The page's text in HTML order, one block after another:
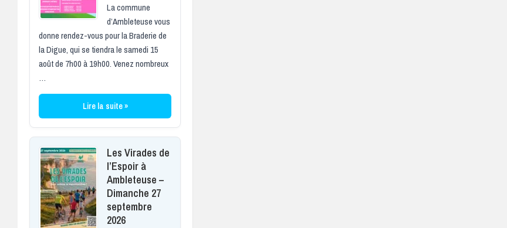
La commune
d’Ambleteuse vous
donne rendez-vous pour la Braderie de
la Digue, qui se tiendra le samedi 15
août de 7h00 à 19h00. Venez nombreux
…
Lire la suite »
Les Virades de
l’Espoir à
Ambleteuse –
Dimanche 27
septembre
2026